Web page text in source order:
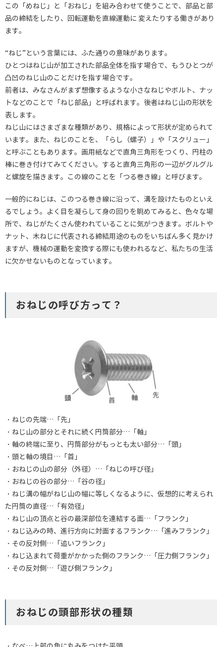
この「めねじ」と「おねじ」を組み合わせて使うことで、部品と部
品の締結をしたり、回転運動を直線運動に 変えたりする働きがあり
ます。
“ねじ”という言葉には、ふた通りの意味があります。
ひとつはねじ山が加工された部品全体を指す場合で、もうひとつが
凸凹のねじ山のことだけを指す場合です。
前者は、みなさんがまず想像するような小さなねじやボルト、ナッ
トなどのことで「ねじ部品」と呼ばれます。後者はねじ山の形状を
表します。
ねじ山にはさまざまな種類があり、規格によって形状が定められて
います。また、ねじのことを、「らし（螺子）」や「スクリュー」
と呼ぶこともあります。画用紙などで直角三角形をつくり、円柱の
棒に巻き付けてみてください。すると直角三角形の一辺がグルグル
と螺旋を描きます。この線のことを「つる巻き線」と呼びます。
一般的にねじは、このつる巻き線に沿って、溝を設けたものといえ
るでしょう。よく目を凝らして身の回りを眺めてみると、色々な場
所で、ねじがたくさん使われていることに気がつきます。ボルトや
ナット、木ねじに代表される締結用途のものをいちばん多く見かけ
ますが、機械の運動を変換する際にも使われるなど、私たちの生活
に欠かせないものとなっています。
おねじの呼び方って？
・ねじの先端…「先」
・ねじ山の部分とそれに続く円筒部分…「軸」
・軸の終端に至り、円筒部分がもっとも太い部分…「頭」
・頭と軸の境目…「首」
・おねじの山の部分（外径）…「ねじの呼び径」
・おねじの谷の部分…「谷の径」
・ねじ溝の幅がねじ山の幅に等しくなるように、仮想的に考えられ
た円筒の直径…「有効径」
・ねじ山の頂点と谷の最深部位を連結する面…「フランク」
・ねじ込みの時、進行方向に対面するフランク…「進みフランク」
・その反対側…「追いフランク」
・ねじ込まれて荷重がかかった側のフランク…「圧力側フランク」
・その反対側…「遊び側フランク」
おねじの頭部形状の種類